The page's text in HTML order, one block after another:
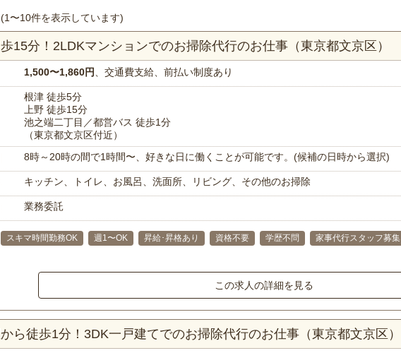
(1〜10件を表示しています)
歩15分！2LDKマンションでのお掃除代行のお仕事（東京都文京区）
1,500〜1,860円 、交通費支給、前払い制度あり
根津 徒歩5分
上野 徒歩15分
池之端二丁目／都営バス 徒歩1分
（東京都文京区付近）
8時～20時の間で1時間〜、好きな日に働くことが可能です。(候補の日時から選択)
キッチン、トイレ、お風呂、洗面所、リビング、その他のお掃除
業務委託
スキマ時間勤務OK 週1〜OK 昇給･昇格あり 資格不要 学歴不問 家事代行スタッフ募集
この求人の詳細を見る
ら徒歩1分！3DK一戸建てでのお掃除代行のお仕事（東京都文京区）